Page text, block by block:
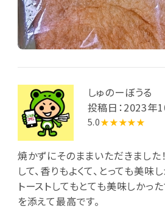
しゅのーぼうる
投稿日：2023年
5.0★★★★★
焼かずにそのままいただきました
して、香りもよくて、とっても美味
トーストしてもとても美味しかっ
を添えて最高です。